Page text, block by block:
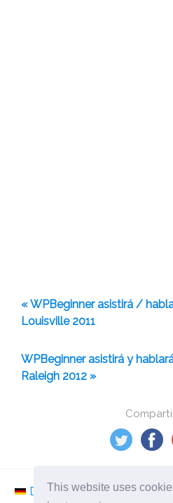
This website uses
« WPBeginner asistirá /
Louisville 2011
WPBeginner asistirá y
Raleigh 2012 »
Deutsch Nederlands